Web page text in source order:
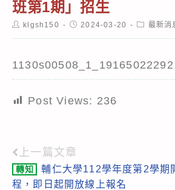
班第1期」招生
Postklgsh150
Post2024-03-20
Post最新消
1130s00508_1_19165022292
Post Views: 236
Read
more
上一篇文章
轉知
輔仁大學112學年度第2學期
程，即日起開放線上報名